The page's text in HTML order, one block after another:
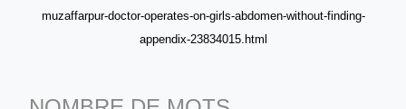
muzaffarpur-doctor-operates-on-girls-abdomen-without-finding-
appendix-23834015.html